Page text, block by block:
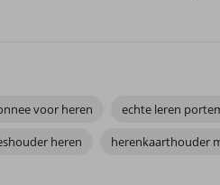
voor heren
echte leren
heren herenkaarthouder